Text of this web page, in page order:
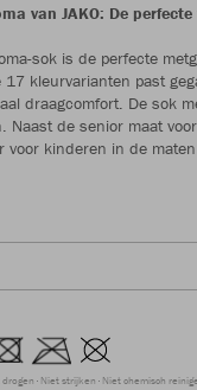
van JAKO: De
sok is de perfecte
17 kleurvarianten past
draagcomfort. De sok
Naast de senior maat
voor kinderen in de
drogen Niet strijken Niet chemisch